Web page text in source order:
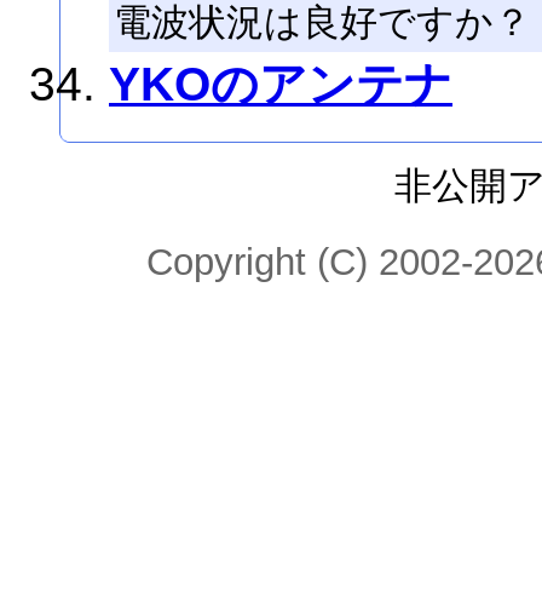
電波状況は良好ですか？
YKOのアンテナ
非公開
Copyright (C) 2002-